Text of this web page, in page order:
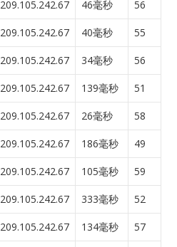
209.105.242.67 46毫秒 56
209.105.242.67 40毫秒 55
209.105.242.67 34毫秒 56
209.105.242.67 139毫秒 51
209.105.242.67 26毫秒 58
209.105.242.67 186毫秒 49
209.105.242.67 105毫秒 59
209.105.242.67 333毫秒 52
209.105.242.67 134毫秒 57